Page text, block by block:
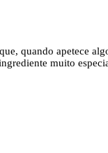
quando apetece
muito